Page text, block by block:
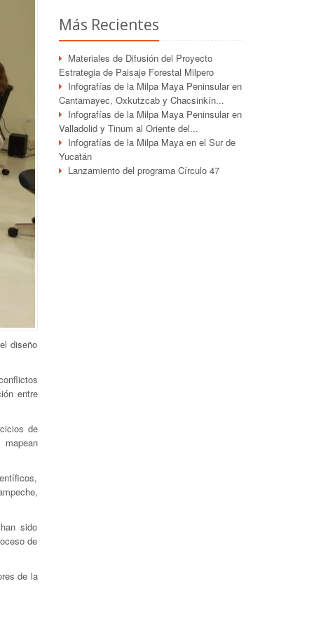
diseño
entre
de
sido
de
de la
Más Recientes
Materiales de Difusión del Proyecto
Estrategia de Paisaje Forestal Milpero
Infografías de la Milpa Maya Peninsular en
Cantamayec, Oxkutzcab y Chacsinkín...
Infografías de la Milpa Maya Peninsular en
Valladolid y Tinum al Oriente del...
Infografías de la Milpa Maya en el Sur de
Yucatán
Lanzamiento del programa Círculo 47